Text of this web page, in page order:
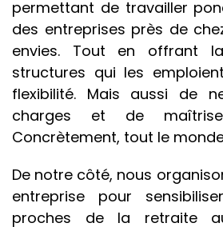
permettant de travailler
des entreprises près de
envies. Tout en offrant
structures qui les
flexibilité. Mais aussi de
charges et de
Concrètement, tout le
De notre côté, nous
entreprise pour
proches de la retraite